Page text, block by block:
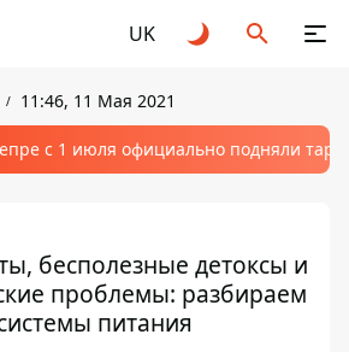
UK
11:46, 11 Мая 2021
с 1 июля официально подняли
бесполезные детоксы и
проблемы: разбираем
питания